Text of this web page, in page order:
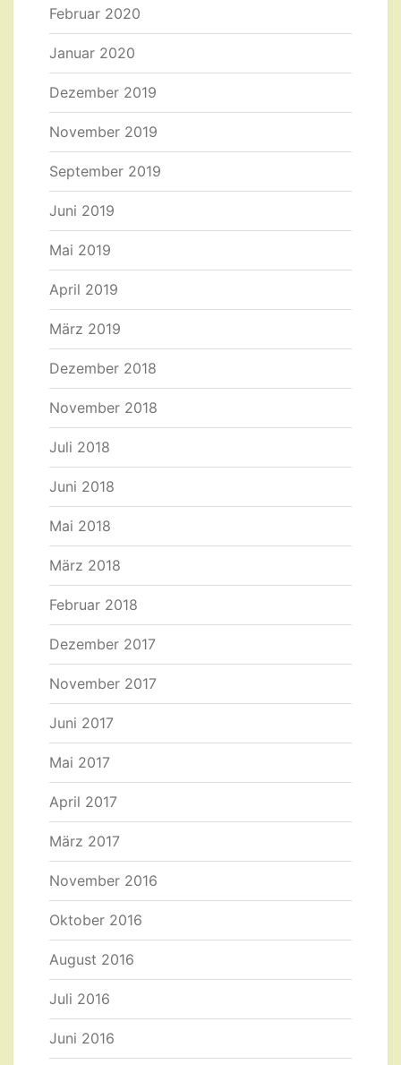
Februar 2020
Januar 2020
Dezember 2019
November 2019
September 2019
Juni 2019
Mai 2019
April 2019
März 2019
Dezember 2018
November 2018
Juli 2018
Juni 2018
Mai 2018
März 2018
Februar 2018
Dezember 2017
November 2017
Juni 2017
Mai 2017
April 2017
März 2017
November 2016
Oktober 2016
August 2016
Juli 2016
Juni 2016